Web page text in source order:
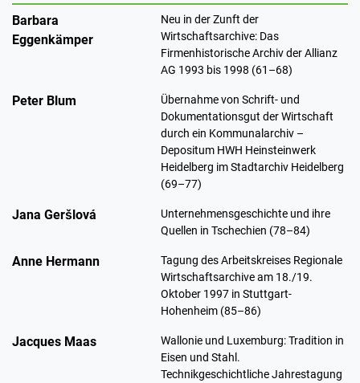
Barbara
Eggenkämper
Neu in der Zunft der
Wirtschaftsarchive: Das
Firmenhistorische Archiv der Allianz
AG 1993 bis 1998 (61–68)
Peter Blum
Übernahme von Schrift- und
Dokumentationsgut der Wirtschaft
durch ein Kommunalarchiv –
Depositum HWH Heinsteinwerk
Heidelberg im Stadtarchiv Heidelberg
(69–77)
Jana Geršlová
Unternehmensgeschichte und ihre
Quellen in Tschechien (78–84)
Anne Hermann
Tagung des Arbeitskreises Regionale
Wirtschaftsarchive am 18./19.
Oktober 1997 in Stuttgart-
Hohenheim (85–86)
Jacques Maas
Wallonie und Luxemburg: Tradition in
Eisen und Stahl.
Technikgeschichtliche Jahrestagung